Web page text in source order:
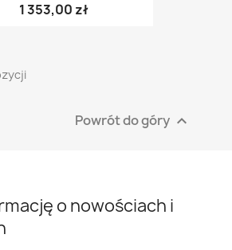
1 353,00 zł
Powrót do góry 
o nowościach i